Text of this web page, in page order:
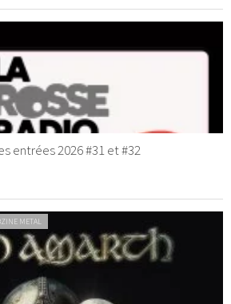
entrées 2026 #31 et #32
METAL